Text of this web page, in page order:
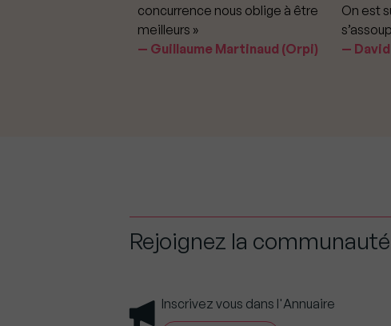
concurrence nous oblige à être
meilleurs »
Guillaume Martinaud (Orpi)
On est
Rejoignez la
Inscrivez vous dans l'Annuaire